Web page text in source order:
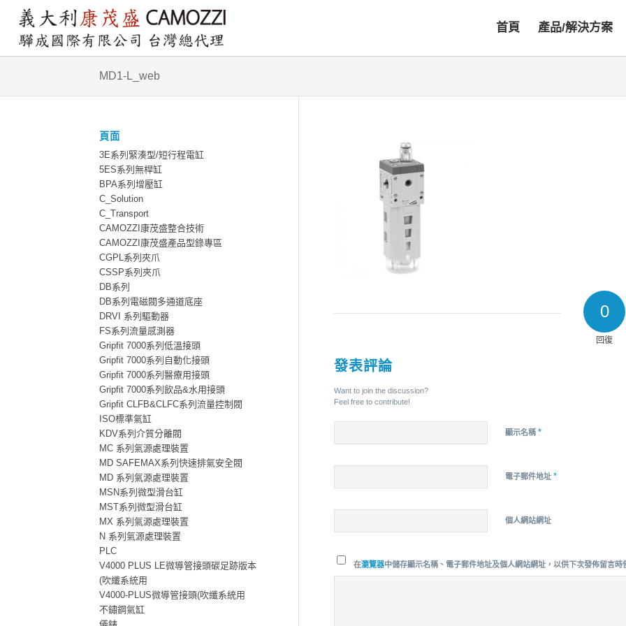
首頁 產品/解決方案
MD1-L_web
0
回復
發表評論
Want to join the discussion?
Feel free to contribute!
顯示名稱*
電子郵件地址*
個人網站網址
在瀏覽器中儲存顯示名稱、電子郵件地址及個人網站網址，以供下次發佈留言時
頁面
3E系列緊湊型/短行程電缸
5ES系列無桿缸
BPA系列增壓缸
C_Solution
C_Transport
CAMOZZI康茂盛整合技術
CAMOZZI康茂盛產品型錄專區
CGPL系列夾爪
CSSP系列夾爪
DB系列
DB系列電磁閥多通道底座
DRVI 系列驅動器
FS系列流量感測器
Gripfit 7000系列低溫接頭
Gripfit 7000系列自動化接頭
Gripfit 7000系列醫療用接頭
Gripfit 7000系列飲品&水用接頭
Gripfit CLFB&CLFC系列流量控制閥
ISO標準氣缸
KDV系列介質分離閥
MC 系列氣源處理裝置
MD SAFEMAX系列快速排氣安全閥
MD 系列氣源處理裝置
MSN系列微型滑台缸
MST系列微型滑台缸
MX 系列氣源處理裝置
N 系列氣源處理裝置
PLC
V4000 PLUS LE微導管接頭碳足跡版本
(吹纖系統用
V4000-PLUS微導管接頭(吹纖系統用
不鏽鋼氣缸